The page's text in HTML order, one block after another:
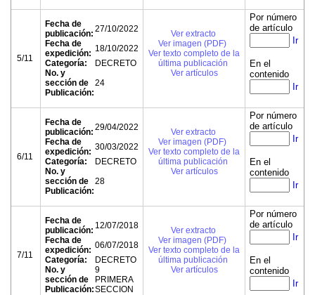
5/11
Fecha de
publicación: 27/10/2022
Fecha de
expedición: 18/10/2022
Categoría:
DECRETO
No. y
sección de
Publicación:
24
Ver extracto
Ver imagen (PDF)
Ver texto completo de la
última publicación
Ver artículos
Por número
de artículo
Ir
En el
contenido
Ir
6/11
Fecha de
publicación: 29/04/2022
Fecha de
expedición: 30/03/2022
Categoría:
DECRETO
No. y
sección de
Publicación:
28
Ver extracto
Ver imagen (PDF)
Ver texto completo de la
última publicación
Ver artículos
Por número
de artículo
Ir
En el
contenido
Ir
7/11
Fecha de
publicación: 12/07/2018
Fecha de
expedición: 06/07/2018
Categoría:
DECRETO
No. y
sección de
Publicación:
9
PRIMERA
SECCION
Ver extracto
Ver imagen (PDF)
Ver texto completo de la
última publicación
Ver artículos
Por número
de artículo
Ir
En el
contenido
Ir